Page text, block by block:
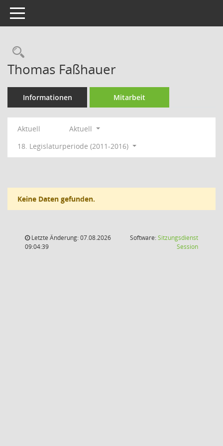
Toggle navigation
Rechercheauswahl
Thomas Faßhauer
Informationen Mitarbeit
Aktuell
Aktuell
18. Legislaturperiode (2011-2016)
Keine Daten gefunden.
Letzte Änderung: 07.08.2026
09:04:39
Software:Sitzungsdienst
Session(Wird in